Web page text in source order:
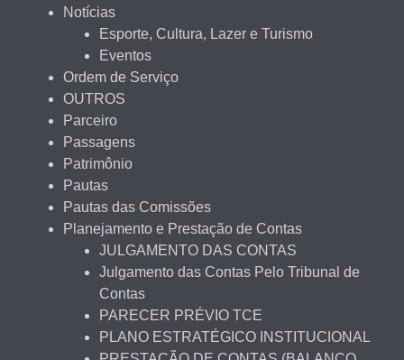
Notícias
Esporte, Cultura, Lazer e Turismo
Eventos
Ordem de Serviço
OUTROS
Parceiro
Passagens
Patrimônio
Pautas
Pautas das Comissões
Planejamento e Prestação de Contas
JULGAMENTO DAS CONTAS
Julgamento das Contas Pelo Tribunal de
Contas
PARECER PRÉVIO TCE
PLANO ESTRATÉGICO INSTITUCIONAL